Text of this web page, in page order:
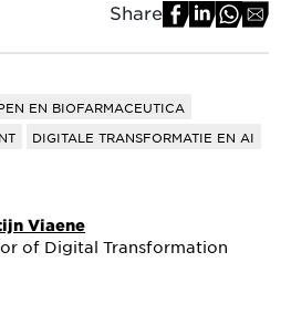
Share
EN BIOFARMACEUTICA
DIGITALE TRANSFORMATIE EN AI
Viaene
of Digital Transformation